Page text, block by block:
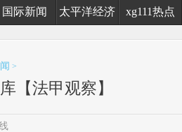
国际新闻 太平洋经济 xg111热点
>
【法甲观察】